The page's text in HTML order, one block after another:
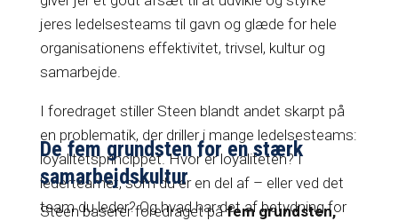
jeres ledelsesteams til gavn og glæde for hele
organisationens effektivitet, trivsel, kultur og
samarbejde.
I foredraget stiller Steen blandt andet skarpt på
en problematik, der driller i mange ledelsesteams:
loyalitetsprincippet. Hvor er loyaliteten? I
lederteamet, som du er en del af – eller ved det
team du leder? Og hvad har det af betydning for
De fem grundsten for en stærk
samarbejdskultur
Steen baserer foredraget påfem grundsten,